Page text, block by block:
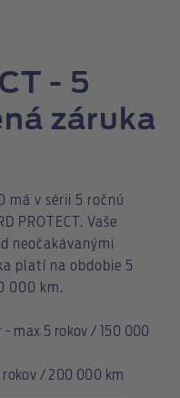
- 5
záruka
má v sérii 5 ročnú
PROTECT. Vaše
neočakávanými
platí na obdobie 5
000 km.
- max 5 rokov / 150 000
rokov / 200 000 km